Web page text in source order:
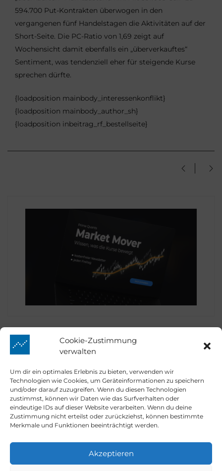
Cookie-Zustimmung
verwalten
Um dir ein optimales Erlebnis zu bieten, verwenden wir
Technologien wie Cookies, um Geräteinformationen zu speichern
und/oder darauf zuzugreifen. Wenn du diesen Technologien
zustimmst, können wir Daten wie das Surfverhalten oder
eindeutige IDs auf dieser Website verarbeiten. Wenn du deine
Zustimmung nicht erteilst oder zurückziehst, können bestimmte
Merkmale und Funktionen beeinträchtigt werden.
Akzeptieren
594.700 Put-Kontrakten überwogen in den
vergangenen fünf Handelstagen die Aktivitäten auf der
Short-Seite. Die PC-Ratio von 1,69 zeigt auf
Wochensicht damit ebenfalls ein „überverkauftes“
Sentiment, was tendenziell eher für steigende Kurse
sprechen dürfte.
{loadposition mainbody_interessenkonflikt}
{loadposition mainbody_author_sh}
{loadposition inbeitrag_rf_bestellseite}
Prime Quants
Market Mover